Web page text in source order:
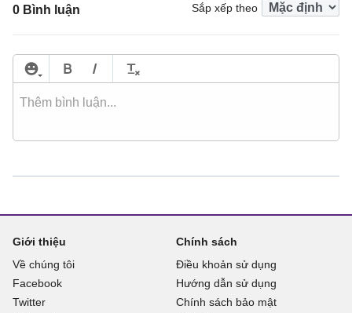
0 Bình luận Sắp xếp theo
Giới thiệu
Về chúng tôi
Facebook
Twitter
Chính sách
Điều khoản sử dụng
Hướng dẫn sử dụng
Chính sách bảo mật